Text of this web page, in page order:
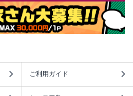
ご利用ガイド